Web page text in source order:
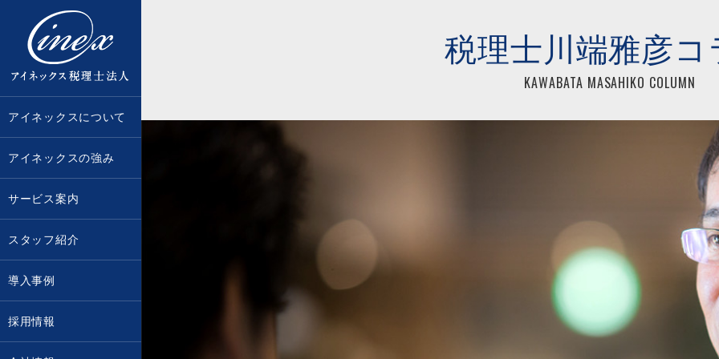
アイネックスについて
アイネックスの強み
サービス案内
スタッフ紹介
導入事例
採用情報
税理士川端雅彦コ
KAWABATA MASAHIKO COLUMN